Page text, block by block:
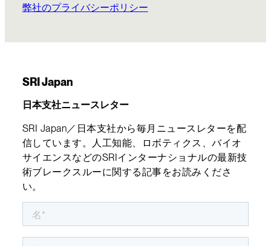
弊社のプライバシーポリシー
SRI Japan
日本支社ニュースレター
SRI Japan／日本支社から毎月ニュースレターを配
信しています。人工知能、ロボティクス、バイオ
サイエンスなどのSRIインターナショナルの最新技
術ブレークスルーに関する記事をお読みくださ
い。